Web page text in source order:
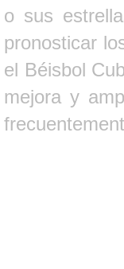
o sus
pronosticar
el Béisbol
mejora y